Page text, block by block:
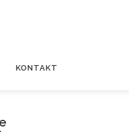
KONTAKT